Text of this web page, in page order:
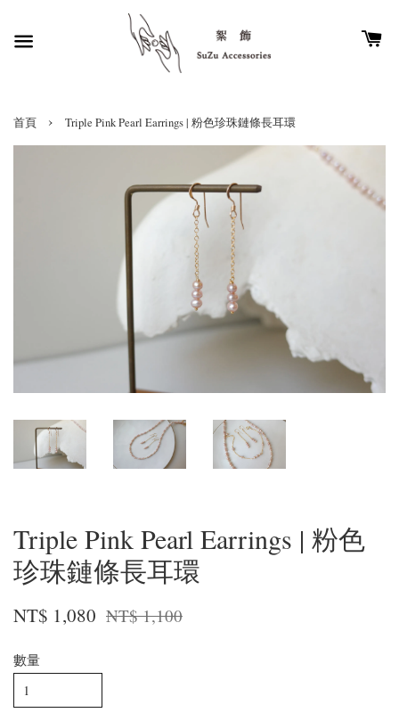
首頁 › Triple Pink Pearl Earrings | 粉色珍珠鏈條長耳環
Triple Pink Pearl Earrings | 粉色
珍珠鏈條長耳環
NT$ 1,080 NT$ 1,100
數量